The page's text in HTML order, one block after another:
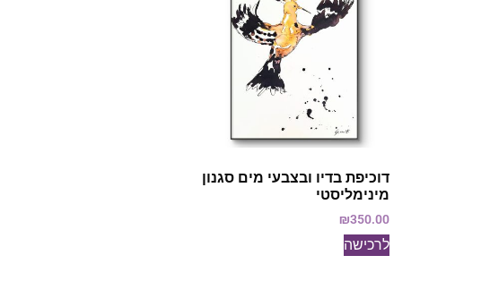
דוכיפת בדיו ובצבעי מים סגנון
מינימליסטי
₪350.00
לרכישה